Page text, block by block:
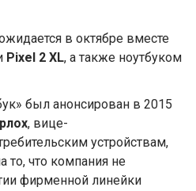
в октябре вместе
Pixel 2 XL, а также ноутбуком
был анонсирован в 2015
, вице-
устройствам,
то, что компания не
фирменной линейки